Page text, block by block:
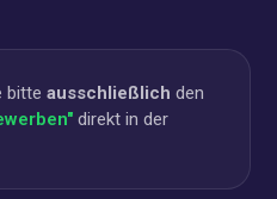
bitteausschließlich den
direkt in der